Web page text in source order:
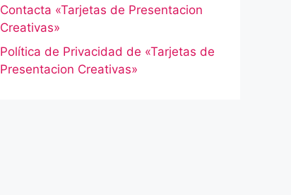
Contacta «Tarjetas de Presentacion
Creativas»
Política de Privacidad de «Tarjetas de
Presentacion Creativas»